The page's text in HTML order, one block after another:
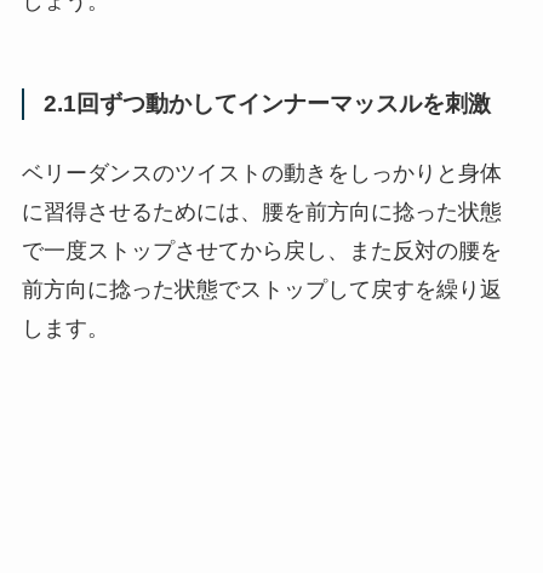
2.1回ずつ動かしてインナーマッスルを刺激
ベリーダンスのツイストの動きをしっかりと身体
に習得させるためには、腰を前方向に捻った状態
で一度ストップさせてから戻し、また反対の腰を
前方向に捻った状態でストップして戻すを繰り返
します。